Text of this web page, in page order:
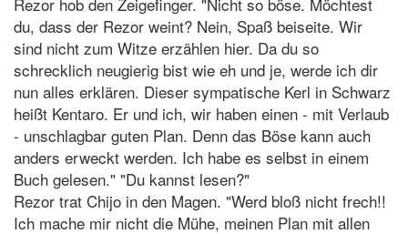
du, dass der Rezor weint? Nein, Spaß beiseite. Wir
sind nicht zum Witze erzählen hier. Da du so
schrecklich neugierig bist wie eh und je, werde ich dir
nun alles erklären. Dieser sympatische Kerl in Schwarz
heißt Kentaro. Er und ich, wir haben einen - mit Verlaub
- unschlagbar guten Plan. Denn das Böse kann auch
anders erweckt werden. Ich habe es selbst in einem
Buch gelesen." "Du kannst lesen?"
Rezor trat Chijo in den Magen. "Werd bloß nicht frech!!
Ich mache mir nicht die Mühe, meinen Plan mit allen